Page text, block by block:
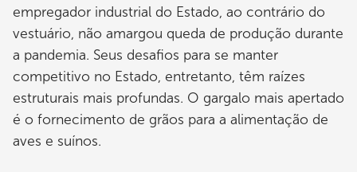
empregador industrial do Estado, ao contrário do
vestuário, não amargou queda de produção durante
a pandemia. Seus desafios para se manter
competitivo no Estado, entretanto, têm raízes
estruturais mais profundas. O gargalo mais apertado
é o fornecimento de grãos para a alimentação de
aves e suínos.